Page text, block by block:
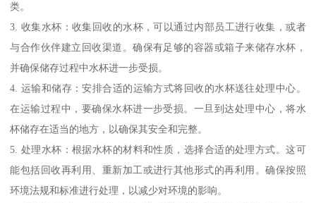
类。
3. 收集水杯：收集回收的水杯，可以通过内部员工进行收集，或者
与合作伙伴建立回收渠道。确保有足够的容器或箱子来储存水杯，
并确保储存过程中水杯进一步受损。
4. 运输和储存：安排合适的运输方式将回收的水杯送往处理中心。
在运输过程中，要确保水杯进一步受损。一旦到达处理中心，将水
杯储存在适当的地方，以确保其安全和完整。
5. 处理水杯：根据水杯的材料和性质，选择合适的处理方式。这可
能包括回收再利用、重新加工或进行其他形式的再利用。确保按照
环境法规和标准进行处理，以减少对环境的影响。